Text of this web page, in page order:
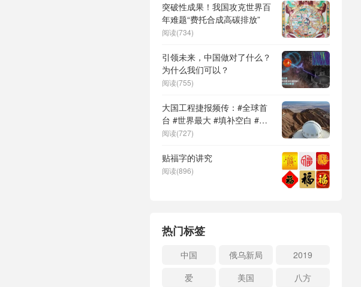
突破性成果！我国攻克世界百
年难题“费托合成高碳排放”
阅读(734)
引领未来，中国做对了什么？
为什么我们可以？
阅读(755)
大国工程捷报频传：#全球首
台 #世界最大 #填补空白 #突
破关键节点
阅读(727)
贴福字的讲究
阅读(896)
热门标签
中国 俄乌新局
2019
爱
美国
八方